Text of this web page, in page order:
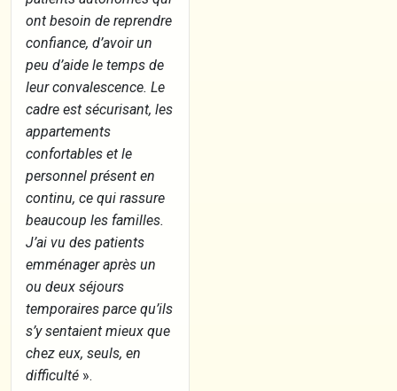
ont besoin de reprendre
confiance, d’avoir un
peu d’aide le temps de
leur convalescence. Le
cadre est sécurisant, les
appartements
confortables et le
personnel présent en
continu, ce qui rassure
beaucoup les familles.
J’ai vu des patients
emménager après un
ou deux séjours
temporaires parce qu’ils
s’y sentaient mieux que
chez eux, seuls, en
difficulté ».